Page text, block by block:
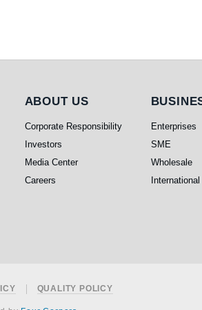
About Us
ABOUT US
Corporate Responsibility
Investors
Media Center
Careers
Enterprises
SME
Wholesale
International
QUALITY POLICY